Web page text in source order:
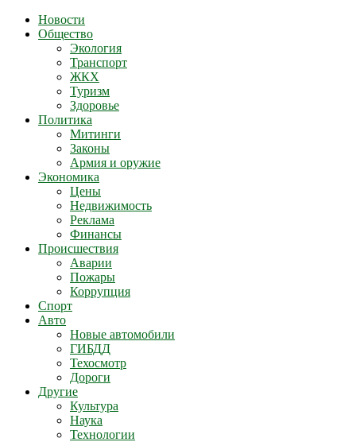
Новости
Общество
Экология
Транспорт
ЖКХ
Туризм
Здоровье
Политика
Митинги
Законы
Армия и оружие
Экономика
Цены
Недвижимость
Реклама
Финансы
Происшествия
Аварии
Пожары
Коррупция
Спорт
Авто
Новые автомобили
ГИБДД
Техосмотр
Дороги
Другие
Культура
Наука
Технологии